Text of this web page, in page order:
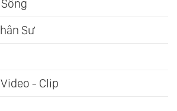
Sư
- Clip